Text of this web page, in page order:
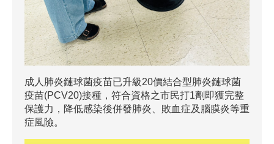
成人肺炎鏈球菌疫苗已升級20價結合型肺炎鏈球菌
疫苗(PCV20)接種，符合資格之市民打1劑即獲完整
保護力，降低感染後併發肺炎、敗血症及腦膜炎等重
症風險。